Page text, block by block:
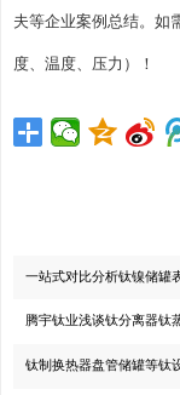
夫等企业案例总结。如
度、温度、压力）！
一站式对比分析钛镍储罐
腾宇钛业浅谈钛分离器钛
钛制换热器盘管储罐等钛